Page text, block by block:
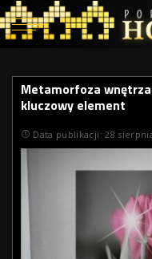
Metamorfoza
kluczowy element
Data publikacji: 28